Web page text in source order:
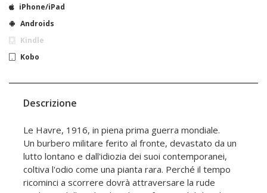
iPhone/iPad
Androids
Kindle
Kobo
Descrizione
Le Havre, 1916, in piena prima guerra mondiale.
Un burbero militare ferito al fronte, devastato da un
lutto lontano e dall'idiozia dei suoi contemporanei,
coltiva l'odio come una pianta rara. Perché il tempo
ricominci a scorrere dovrà attraversare la rude